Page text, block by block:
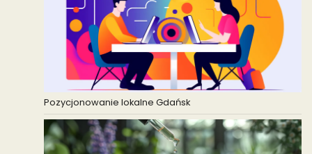
Pozycjonowanie lokalne Gdańsk